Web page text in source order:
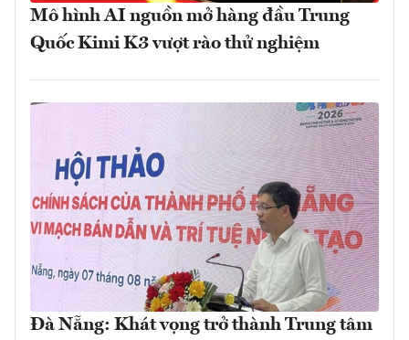
Mô hình AI nguồn mở hàng đầu Trung
Quốc Kimi K3 vượt rào thử nghiệm
Đà Nẵng: Khát vọng trở thành Trung tâm